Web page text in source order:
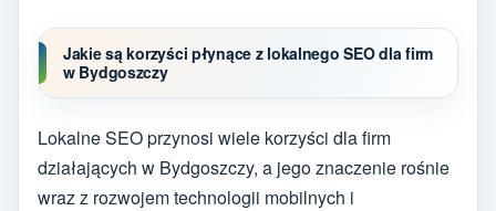
Jakie są korzyści płynące z lokalnego SEO dla firm
w Bydgoszczy
Lokalne SEO przynosi wiele korzyści dla firm
działających w Bydgoszczy, a jego znaczenie rośnie
wraz z rozwojem technologii mobilnych i